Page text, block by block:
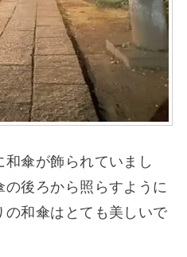
傘が飾られていまし
後ろから照らすように
和傘はとても美しいで